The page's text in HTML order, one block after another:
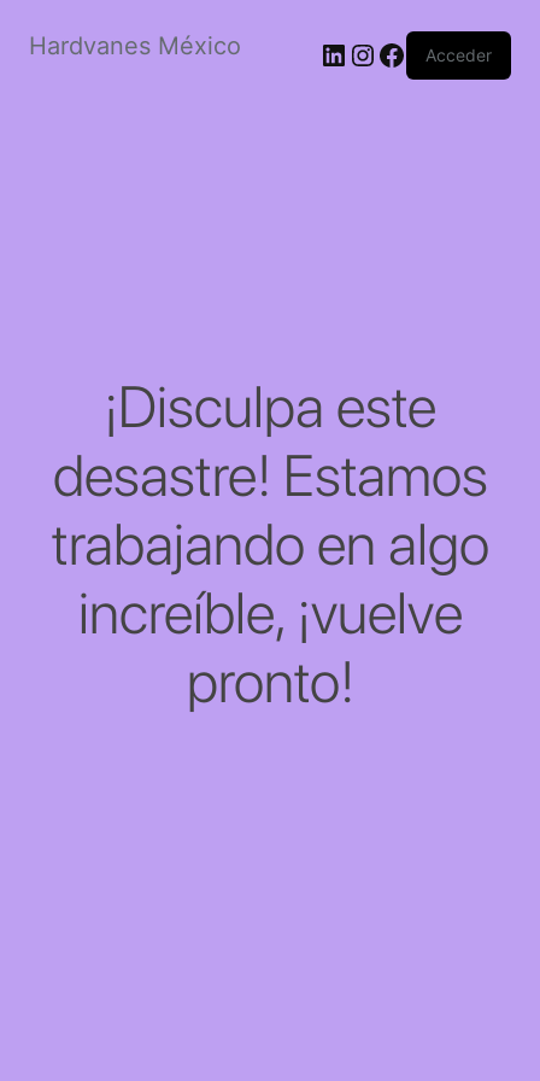
Hardvanes México LinkedIn
Instagram
Facebook
Acceder
¡Disculpa este
desastre! Estamos
trabajando en algo
increíble, ¡vuelve
pronto!